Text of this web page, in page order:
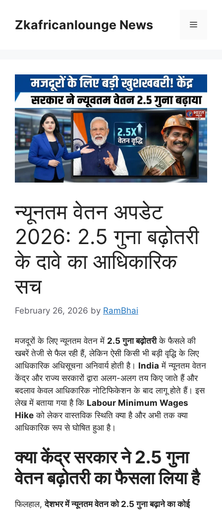
contentZkafricanlounge News Menu
न्यूनतम वेतन अपडेट
2026: 2.5 गुना बढ़ोतरी
के दावे का आधिकारिक
सच
February 26, 2026 by RamBhai
मजदूरों के लिए न्यूनतम वेतन में 2.5 गुना बढ़ोतरीके फैसले की
खबरें तेजी से फैल रही हैं, लेकिन ऐसी किसी भी बड़ी वृद्धि के लिए
आधिकारिक अधिसूचना अनिवार्य होती है। India में न्यूनतम वेतन
केंद्र और राज्य सरकारों द्वारा अलग-अलग तय किए जाते हैं और
बदलाव केवल आधिकारिक नोटिफिकेशन के बाद लागू होते हैं। इस
लेख में बताया गया है कि Labour Minimum Wages
Hike को लेकर वास्तविक स्थिति क्या है और अभी तक क्या
आधिकारिक रूप से घोषित हुआ है।
क्या केंद्र सरकार ने 2.5 गुना
वेतन बढ़ोतरी का फैसला लिया है
फिलहाल,देशभर में न्यूनतम वेतन को 2.5 गुना बढ़ाने का कोई